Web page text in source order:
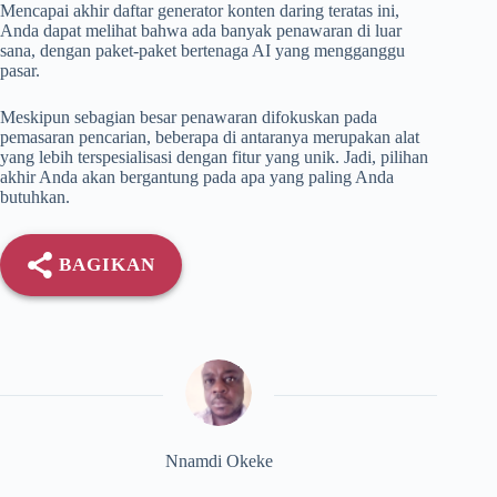
Mencapai akhir daftar generator konten daring teratas ini,
Anda dapat melihat bahwa ada banyak penawaran di luar
sana, dengan paket-paket bertenaga AI yang mengganggu
pasar.
Meskipun sebagian besar penawaran difokuskan pada
pemasaran pencarian, beberapa di antaranya merupakan alat
yang lebih terspesialisasi dengan fitur yang unik. Jadi, pilihan
akhir Anda akan bergantung pada apa yang paling Anda
butuhkan.
BAGIKAN
Nnamdi Okeke